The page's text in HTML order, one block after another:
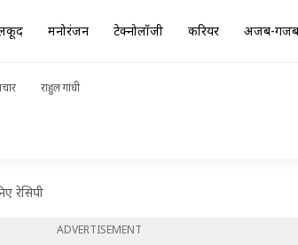
मनोरंजन टेक्नोलॉजी करियर अजब-गजब
राहुल गांधी
रेसिपी
ADVERTISEMENT